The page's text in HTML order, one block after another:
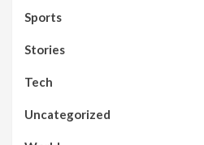
Sports
Stories
Tech
Uncategorized